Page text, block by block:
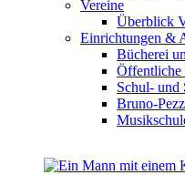
Vereine
Überblick
Einrichtungen &
Bücherei
Öffentliche
Schul- und
Bruno-